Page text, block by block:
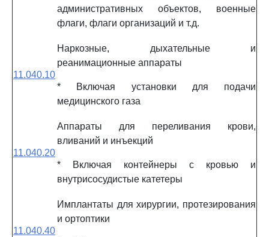
административных объектов, военные
флаги, флаги организаций и т.д.
11.040.10
Наркозные, дыхательные и
реанимационные аппараты
* Включая установки для подачи
медицинского газа
11.040.20
Аппараты для переливания крови,
вливаний и инъекций
* Включая контейнеры с кровью и
внутрисосудистые катетеры
11.040.40
Имплантаты для хирургии, протезирования
и ортоптики